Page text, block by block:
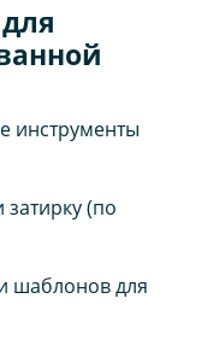
инструменты
(по
шаблонов для